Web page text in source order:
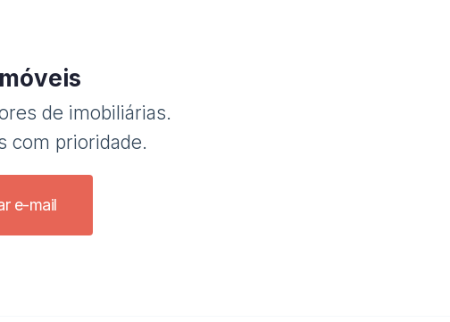
de imobiliárias.
com prioridade.
e-mail